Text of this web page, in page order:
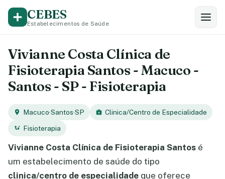
CEBES
Estabelecimentos de Saúde
Vivianne Costa Clínica de
Fisioterapia Santos - Macuco -
Santos - SP - Fisioterapia
Macuco·Santos·SP
Clinica/Centro de Especialidade
Fisioterapia
Vivianne Costa Clínica de Fisioterapia Santos é
um estabelecimento de saúde do tipo
clinica/centro de especialidade que oferece